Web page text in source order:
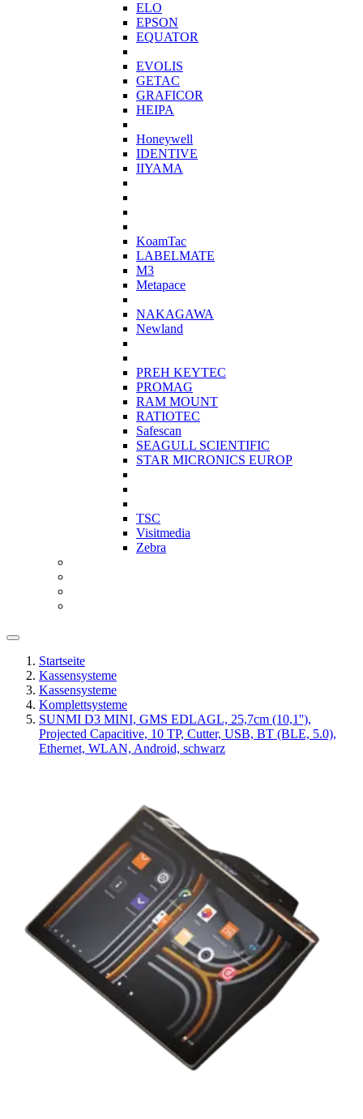
ELO
EPSON
EQUATOR
EVOLIS
GETAC
GRAFICOR
HEIPA
Honeywell
IDENTIVE
IIYAMA
KoamTac
LABELMATE
M3
Metapace
NAKAGAWA
Newland
PREH KEYTEC
PROMAG
RAM MOUNT
RATIOTEC
Safescan
SEAGULL SCIENTIFIC
STAR MICRONICS EUROP
TSC
Visitmedia
Zebra
Startseite
Kassensysteme
Kassensysteme
Komplettsysteme
SUNMI D3 MINI, GMS EDLAGL, 25,7cm (10,1''),
Projected Capacitive, 10 TP, Cutter, USB, BT (BLE, 5.0),
Ethernet, WLAN, Android, schwarz